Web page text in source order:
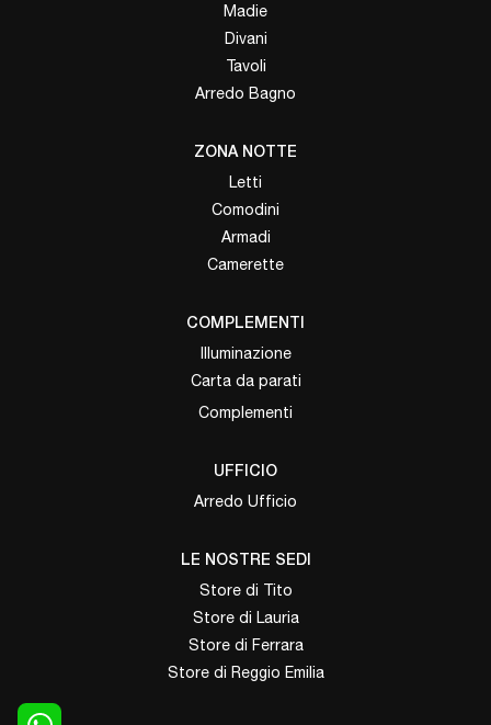
Madie
Divani
Tavoli
Arredo Bagno
ZONA NOTTE
Letti
Comodini
Armadi
Camerette
COMPLEMENTI
Illuminazione
Carta da parati
Complementi
UFFICIO
Arredo Ufficio
LE NOSTRE SEDI
Store di Tito
Store di Lauria
Store di Ferrara
Store di Reggio Emilia